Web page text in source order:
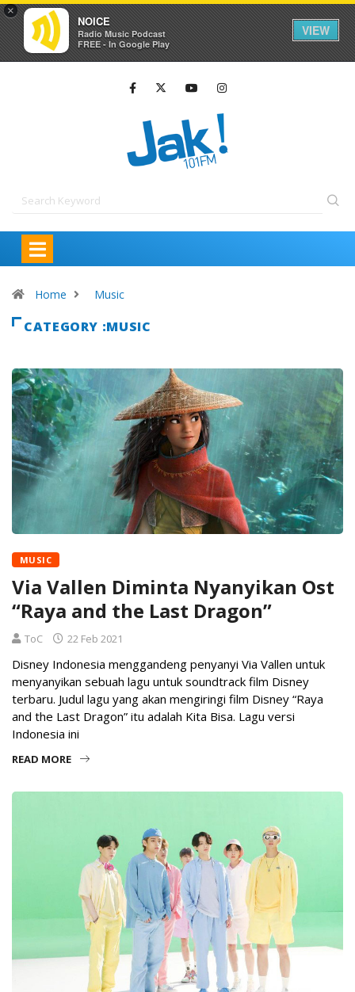
×
NOICE
Radio Music Podcast
FREE - In Google Play
VIEW
Home Music
CATEGORY :MUSIC
MUSIC
Via Vallen Diminta Nyanyikan Ost
“Raya and the Last Dragon”
ToC 22 Feb 2021
Disney Indonesia menggandeng penyanyi Via Vallen untuk
menyanyikan sebuah lagu untuk soundtrack film Disney
terbaru. Judul lagu yang akan mengiringi film Disney “Raya
and the Last Dragon” itu adalah Kita Bisa. Lagu versi
Indonesia ini
READ MORE